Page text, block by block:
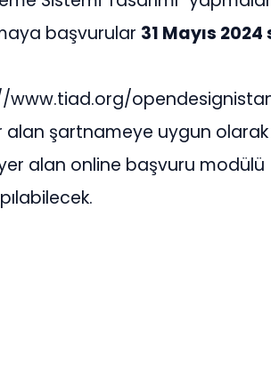
başvurular 31 Mayıs
www.tiad.org/
alan şartnameye uygun
alan online başvuru modülü